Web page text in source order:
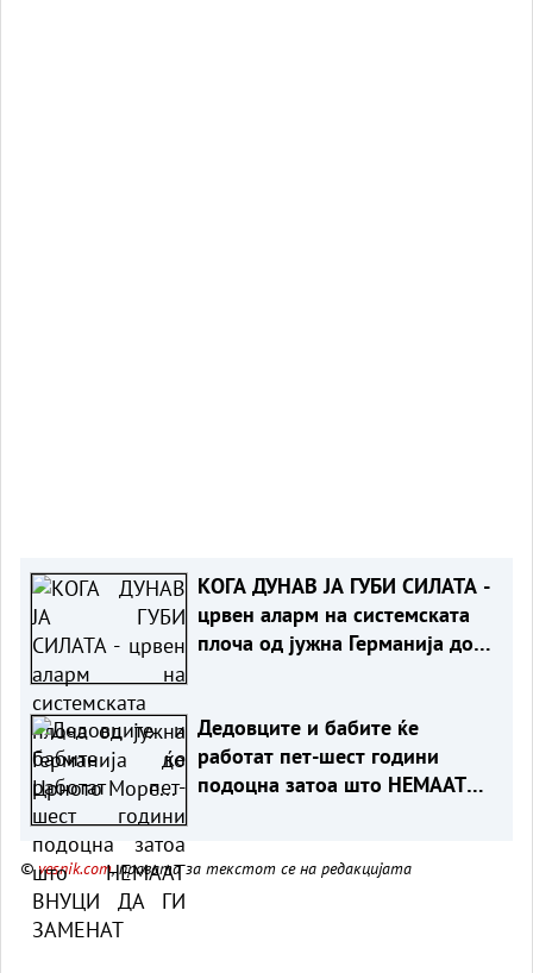
КОГА ДУНАВ ЈА ГУБИ СИЛАТА -
црвен аларм на системската
плоча од јужна Германија до
Дедовците и бабите ќе
работат пет-шест години
подоцна затоа што НЕМААТ
©vesnik.com, правата за текстот се на редакцијата